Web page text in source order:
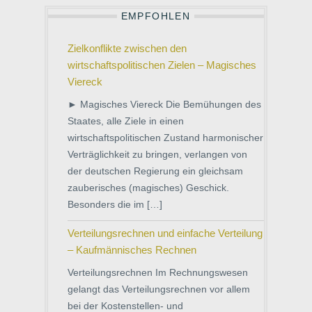
EMPFOHLEN
Zielkonflikte zwischen den
wirtschaftspolitischen Zielen – Magisches
Viereck
► Magisches Viereck Die Bemühungen des
Staates, alle Ziele in einen
wirtschaftspolitischen Zustand harmonischer
Verträglichkeit zu bringen, verlangen von
der deutschen Regierung ein gleichsam
zauberisches (magisches) Geschick.
Besonders die im […]
Verteilungsrechnen und einfache Verteilung
– Kaufmännisches Rechnen
Verteilungsrechnen Im Rechnungswesen
gelangt das Verteilungsrechnen vor allem
bei der Kostenstellen- und